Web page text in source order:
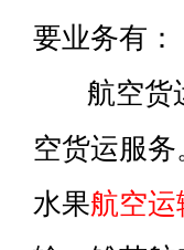
要业务有：
航空货运
空货运服
水果航空运